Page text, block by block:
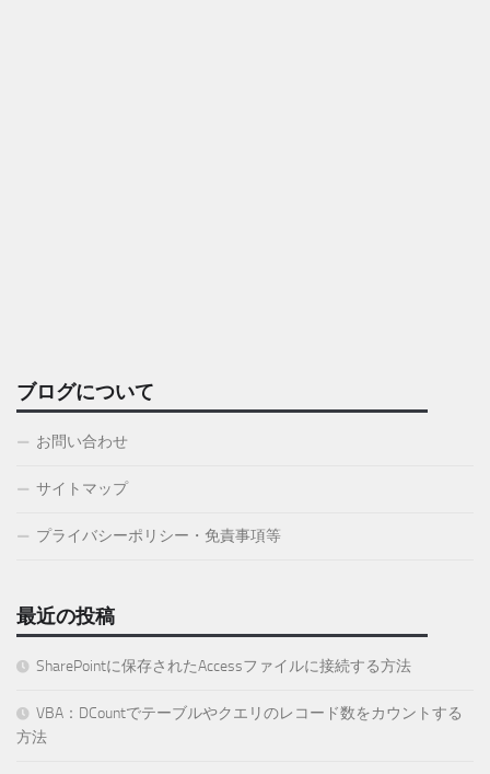
ブログについて
お問い合わせ
サイトマップ
プライバシーポリシー・免責事項等
最近の投稿
SharePointに保存されたAccessファイルに接続する方法
VBA：DCountでテーブルやクエリのレコード数をカウントする
方法